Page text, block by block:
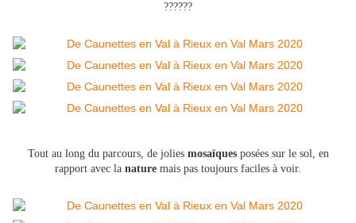
??????
Tout au long du parcours, de jolies mosaïquesposées sur le sol, en
rapport avec la nature mais pas toujours faciles à voir.